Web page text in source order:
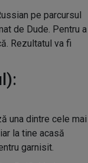
pe parcursul
de Dude. Pentru a
Rezultatul va fi
una dintre cele mai
la tine acasă
garnisit.